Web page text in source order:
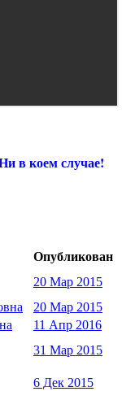
в коем случае!
Опубликован
20 Мар 2015
20 Мар 2015
11 Апр 2016
31 Мар 2015
6 Дек 2015